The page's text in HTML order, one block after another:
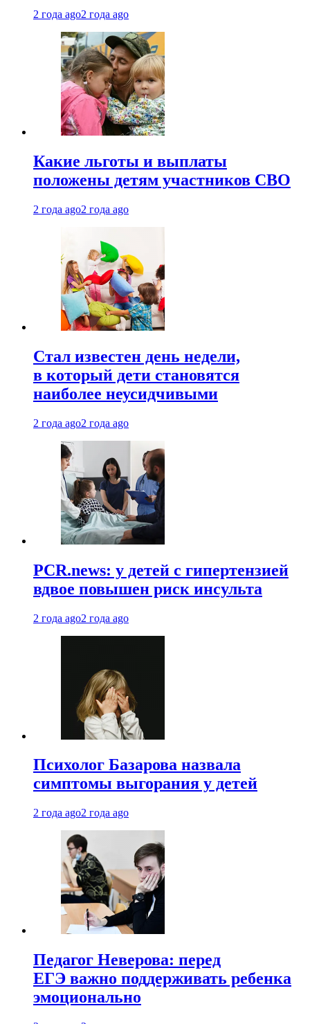
2 года ago2 года ago
Какие льготы и выплаты
положены детям участников СВО
2 года ago2 года ago
Стал известен день недели,
в который дети становятся
наиболее неусидчивыми
2 года ago2 года ago
PCR.news: у детей с гипертензией
вдвое повышен риск инсульта
2 года ago2 года ago
Психолог Базарова назвала
симптомы выгорания у детей
2 года ago2 года ago
Педагог Неверова: перед
ЕГЭ важно поддерживать ребенка
эмоционально